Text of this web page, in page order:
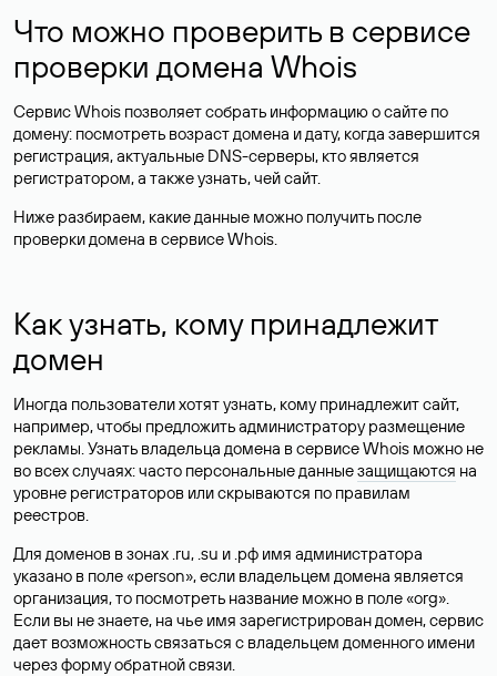
Что можно проверить в сервисе
проверки домена Whois
Сервис Whois позволяет собрать информацию о сайте по
домену: посмотреть возраст домена и дату, когда завершится
регистрация, актуальные DNS-серверы, кто является
регистратором, а также узнать, чей сайт.
Ниже разбираем, какие данные можно получить после
проверки домена в сервисе Whois.
Как узнать, кому принадлежит
домен
Иногда пользователи хотят узнать, кому принадлежит сайт,
например, чтобы предложить администратору размещение
рекламы. Узнать владельца домена в сервисе Whois можно не
во всех случаях: часто персональные данныезащищаются на
уровне регистраторов или скрываются по правилам
реестров.
Для доменов в зонах .ru, .su и .рф имя администратора
указано в поле «person», если владельцем домена является
организация, то посмотреть название можно в поле «org».
Если вы не знаете, на чье имя зарегистрирован домен, сервис
дает возможность связаться с владельцем доменного имени
через форму обратной связи.